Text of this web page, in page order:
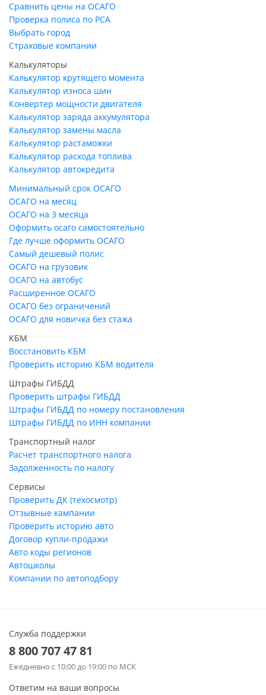
Сравнить цены на ОСАГО
Проверка полиса по РСА
Выбрать город
Страховые компании
Калькуляторы
Калькулятор крутящего момента
Калькулятор износа шин
Конвертер мощности двигателя
Калькулятор заряда аккумулятора
Калькулятор замены масла
Калькулятор растаможки
Калькулятор расхода топлива
Калькулятор автокредита
Минимальный срок ОСАГО
ОСАГО на месяц
ОСАГО на 3 месяца
Оформить осаго самостоятельно
Где лучше оформить ОСАГО
Самый дешевый полис
ОСАГО на грузовик
ОСАГО на автобус
Расширенное ОСАГО
ОСАГО без ограничений
ОСАГО для новичка без стажа
КБМ
Восстановить КБМ
Проверить историю КБМ водителя
Штрафы ГИБДД
Проверить штрафы ГИБДД
Штрафы ГИБДД по номеру постановления
Штрафы ГИБДД по ИНН компании
Транспортный налог
Расчет транспортного налога
Задолженность по налогу
Сервисы
Проверить ДК (техосмотр)
Отзывные кампании
Проверить историю авто
Договор купли-продажи
Авто коды регионов
Автошколы
Компании по автоподбору
Служба поддержки
8 800 707 47 81
Ежедневно с 10:00 до 19:00 по МСК
Ответим на ваши вопросы